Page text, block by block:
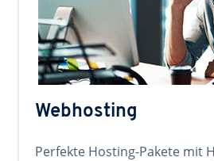
Webhosting
Perfekte Hosting-Pakete mit